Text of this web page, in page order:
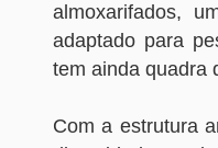
almoxarifados,
adaptado para
tem ainda quadra
Com a estrutura